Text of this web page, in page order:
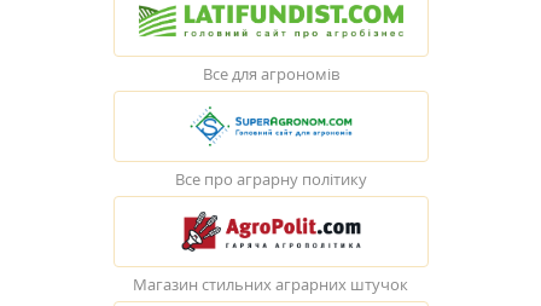
Все для агрономів
Все про аграрну політику
Магазин стильних аграрних штучок